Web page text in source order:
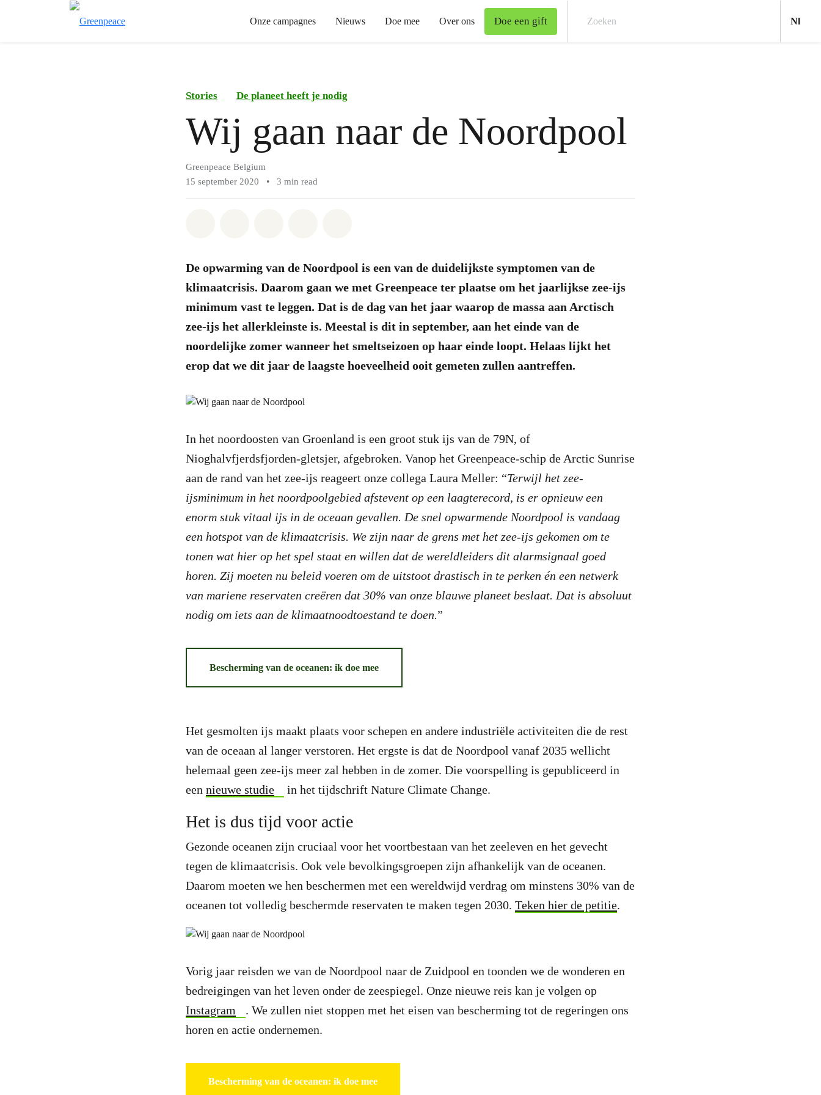
Onze campagnes Nieuws Doe mee Over ons Doe een gift Nl
Stories De planeet heeft je nodig
Wij gaan naar de Noordpool
Greenpeace Belgium
15 september 2020
• 3 min read
De opwarming van de Noordpool is een van de duidelijkste symptomen van de
klimaatcrisis. Daarom gaan we met Greenpeace ter plaatse om het jaarlijkse zee-ijs
minimum vast te leggen. Dat is de dag van het jaar waarop de massa aan Arctisch
zee-ijs het allerkleinste is. Meestal is dit in september, aan het einde van de
noordelijke zomer wanneer het smeltseizoen op haar einde loopt. Helaas lijkt het
erop dat we dit jaar de laagste hoeveelheid ooit gemeten zullen aantreffen.
In het noordoosten van Groenland is een groot stuk ijs van de 79N, of
Nioghalvfjerdsfjorden-gletsjer, afgebroken. Vanop het Greenpeace-schip de Arctic Sunrise
aan de rand van het zee-ijs reageert onze collega Laura Meller: “Terwijl het zee-
ijsminimum in het noordpoolgebied afstevent op een laagterecord, is er opnieuw een
enorm stuk vitaal ijs in de oceaan gevallen. De snel opwarmende Noordpool is vandaag
een hotspot van de klimaatcrisis. We zijn naar de grens met het zee-ijs gekomen om te
tonen wat hier op het spel staat en willen dat de wereldleiders dit alarmsignaal goed
horen. Zij moeten nu beleid voeren om de uitstoot drastisch in te perken én een netwerk
van mariene reservaten creëren dat 30% van onze blauwe planeet beslaat. Dat is absoluut
nodig om iets aan de klimaatnoodtoestand te doen.”
Bescherming van de oceanen: ik doe mee
Het gesmolten ijs maakt plaats voor schepen en andere industriële activiteiten die de rest
van de oceaan al langer verstoren. Het ergste is dat de Noordpool vanaf 2035 wellicht
helemaal geen zee-ijs meer zal hebben in de zomer. Die voorspelling is gepubliceerd in
een nieuwe studie in het tijdschrift Nature Climate Change.
Het is dus tijd voor actie
Gezonde oceanen zijn cruciaal voor het voortbestaan van het zeeleven en het gevecht
tegen de klimaatcrisis. Ook vele bevolkingsgroepen zijn afhankelijk van de oceanen.
Daarom moeten we hen beschermen met een wereldwijd verdrag om minstens 30% van de
oceanen tot volledig beschermde reservaten te maken tegen 2030. Teken hier de petitie.
Vorig jaar reisden we van de Noordpool naar de Zuidpool en toonden we de wonderen en
bedreigingen van het leven onder de zeespiegel. Onze nieuwe reis kan je volgen op
Instagram
. We zullen niet stoppen met het eisen van bescherming tot de regeringen ons
horen en actie ondernemen.
Bescherming van de oceanen: ik doe mee